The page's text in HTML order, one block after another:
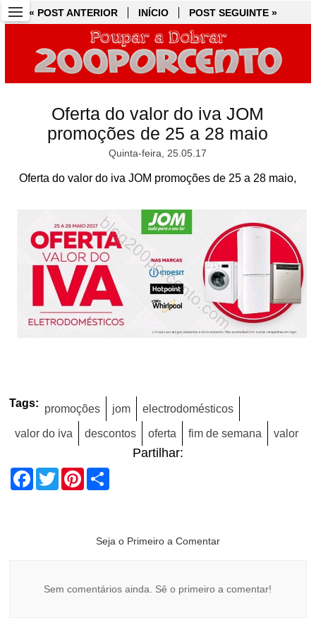
« POST ANTERIOR INÍCIO POST SEGUINTE »
Oferta do valor do iva JOM
promoções de 25 a 28 maio
Quinta-feira, 25.05.17
Oferta do valor do iva JOM promoções de 25 a 28 maio,
Tags: promoções jom electrodomésticos
valor do iva descontos oferta fim de semana valor
Partilhar:
Facebook
TwitterPinterest
Seja o Primeiro a Comentar
Sem comentários ainda. Sê o primeiro a comentar!
« POST ANTERIOR INÍCIO POST SEGUINTE »